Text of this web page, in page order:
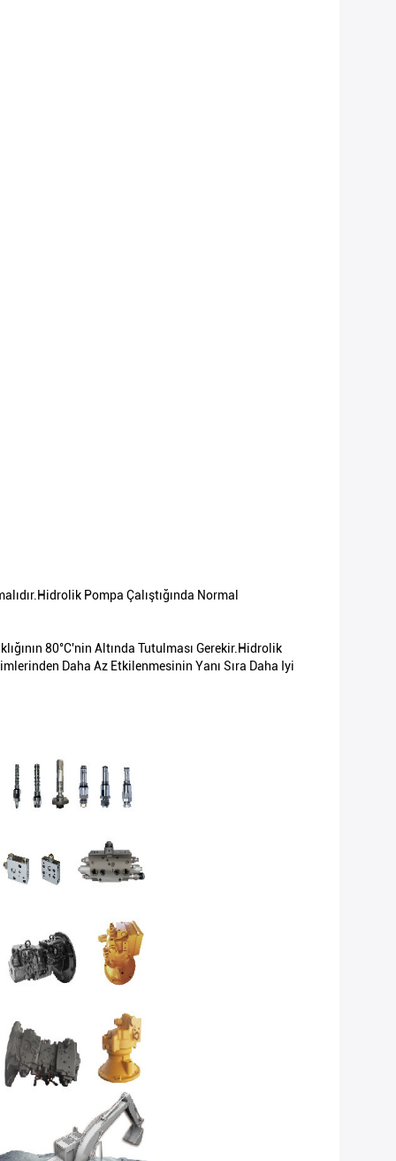
Pompa Çalıştığında Normal
80°C'nin Altında Tutulması Gerekir.Hidrolik
Daha Az Etkilenmesinin Yanı Sıra Daha Iyi